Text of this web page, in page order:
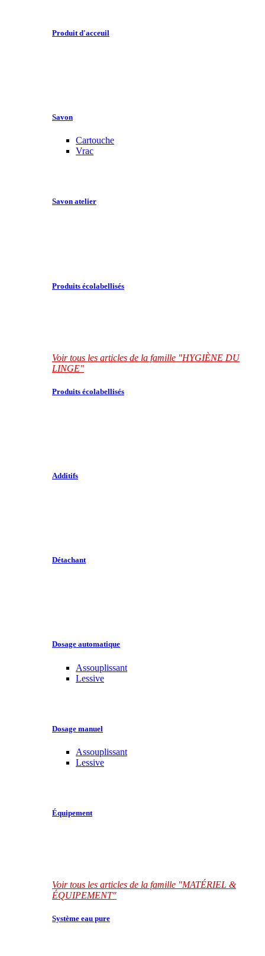
Produit d'acceuil
Savon
Cartouche
Vrac
Savon atelier
Produits écolabellisés
Voir tous les articles de la famille "HYGIÈNE DU
LINGE"
Produits écolabellisés
Additifs
Détachant
Dosage automatique
Assouplissant
Lessive
Dosage manuel
Assouplissant
Lessive
Équipement
Voir tous les articles de la famille "MATÉRIEL &
ÉQUIPEMENT"
Système eau pure